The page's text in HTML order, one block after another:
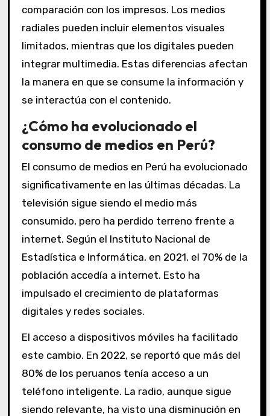
comparación con los impresos. Los medios
radiales pueden incluir elementos visuales
limitados, mientras que los digitales pueden
integrar multimedia. Estas diferencias afectan
la manera en que se consume la información y
se interactúa con el contenido.
¿Cómo ha evolucionado el
consumo de medios en Perú?
El consumo de medios en Perú ha evolucionado
significativamente en las últimas décadas. La
televisión sigue siendo el medio más
consumido, pero ha perdido terreno frente a
internet. Según el Instituto Nacional de
Estadística e Informática, en 2021, el 70% de la
población accedía a internet. Esto ha
impulsado el crecimiento de plataformas
digitales y redes sociales.
El acceso a dispositivos móviles ha facilitado
este cambio. En 2022, se reportó que más del
80% de los peruanos tenía acceso a un
teléfono inteligente. La radio, aunque sigue
siendo relevante, ha visto una disminución en